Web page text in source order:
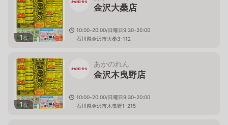
1枚
金沢大桑店
10:00-20:00/日曜日9:30-20:00
石川県金沢市大桑3-112
1枚
あかのれん
金沢木曳野店
10:00-20:00/日曜日9:30-20:00
石川県金沢市木曳野1-215